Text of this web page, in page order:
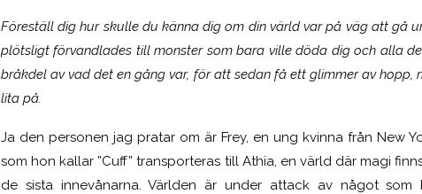
Föreställ dig hur skulle du känna dig om din värld var på väg att gå
plötsligt förvandlades till monster som bara ville döda dig och alla
bråkdel av vad det en gång var, för att sedan få ett glimmer av hopp,
lita på.
Ja den personen jag pratar om är Frey, en ung kvinna från New
som hon kallar ”Cuff” transporteras till Athia, en värld där magi
de sista innevånarna. Världen är under attack av något som